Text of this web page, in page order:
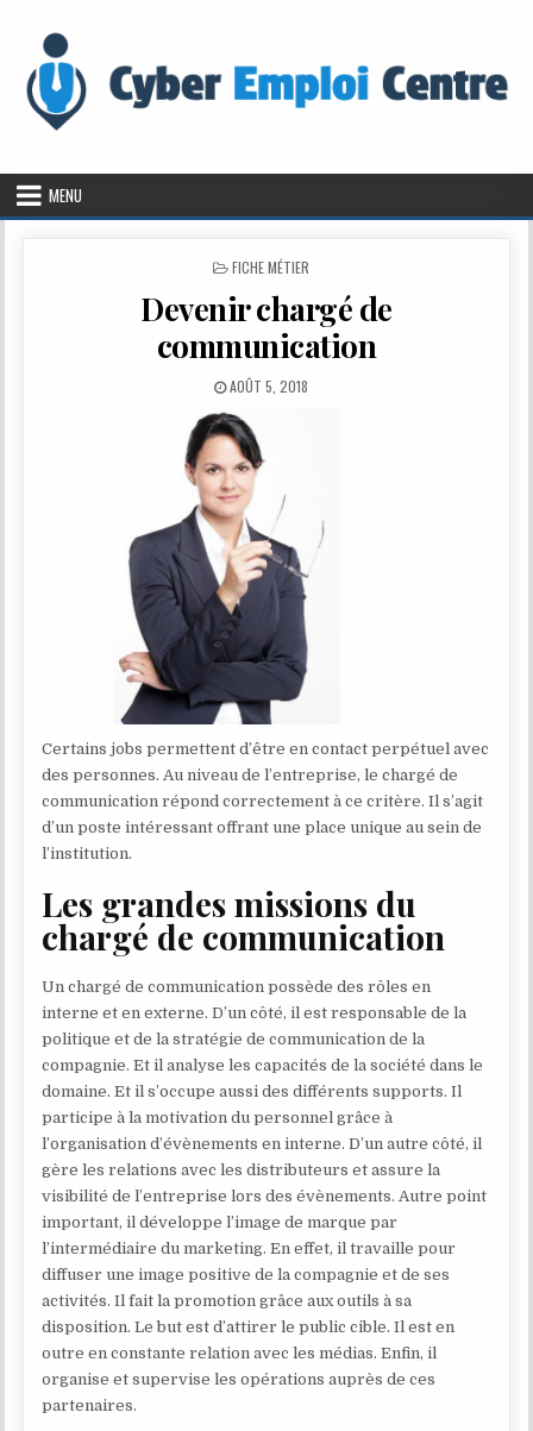
MENU
POSTED IN
FICHE MÉTIER
Devenir chargé de
communication
PUBLISHED DATE:
AOÛT 5, 2018
Certains jobs permettent d’être en contact perpétuel avec
des personnes. Au niveau de l’entreprise, le chargé de
communication répond correctement à ce critère. Il s’agit
d’un poste intéressant offrant une place unique au sein de
l’institution.
Les grandes missions du
chargé de communication
Un chargé de communication possède des rôles en
interne et en externe. D’un côté, il est responsable de la
politique et de la stratégie de communication de la
compagnie. Et il analyse les capacités de la société dans le
domaine. Et il s’occupe aussi des différents supports. Il
participe à la motivation du personnel grâce à
l’organisation d’évènements en interne. D’un autre côté, il
gère les relations avec les distributeurs et assure la
visibilité de l’entreprise lors des évènements. Autre point
important, il développe l’image de marque par
l’intermédiaire du marketing. En effet, il travaille pour
diffuser une image positive de la compagnie et de ses
activités. Il fait la promotion grâce aux outils à sa
disposition. Le but est d’attirer le public cible. Il est en
outre en constante relation avec les médias. Enfin, il
organise et supervise les opérations auprès de ces
partenaires.